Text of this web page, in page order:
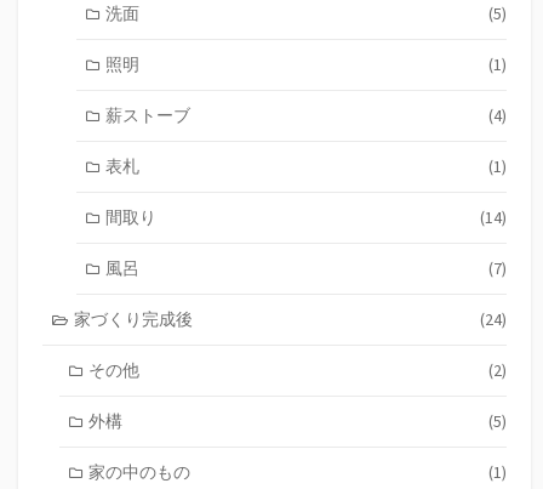
洗面 (5)
照明 (1)
薪ストーブ (4)
表札 (1)
間取り (14)
風呂 (7)
家づくり完成後 (24)
その他 (2)
外構 (5)
家の中のもの (1)